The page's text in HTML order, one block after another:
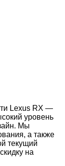
Lexus RX —
уровень
Мы
а также
текущий
на